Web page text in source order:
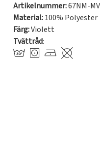
Artikelnummer:67NM-
Material:100% Polyester
Färg:Violett
Tvättråd: